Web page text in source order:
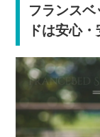
フランス
ドは安心